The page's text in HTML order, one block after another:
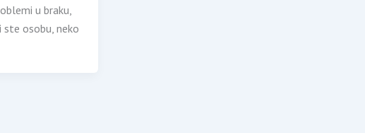
u braku,
ste osobu, neko